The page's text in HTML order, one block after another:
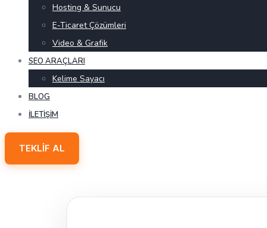
Hosting & Sunucu
E-Ticaret Çözümleri
Video & Grafik
SEO ARAÇLARI
Kelime Sayacı
BLOG
İLETIŞIM
TEKLIF AL